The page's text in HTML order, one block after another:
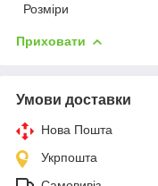
Розміри
Приховати
Умови доставки
Нова Пошта
Укрпошта